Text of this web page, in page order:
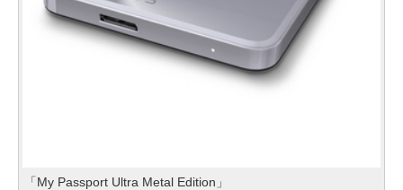
「My Passport Ultra Metal Edition」